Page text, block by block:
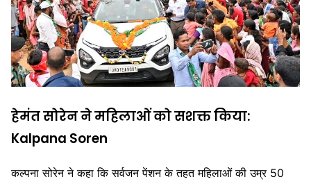
हेमंत सोरेन ने महिलाओं को सशक्त किया:
Kalpana Soren
कल्पना सोरेन ने कहा कि सर्वजन पेंशन के तहत महिलाओं की उम्र 50